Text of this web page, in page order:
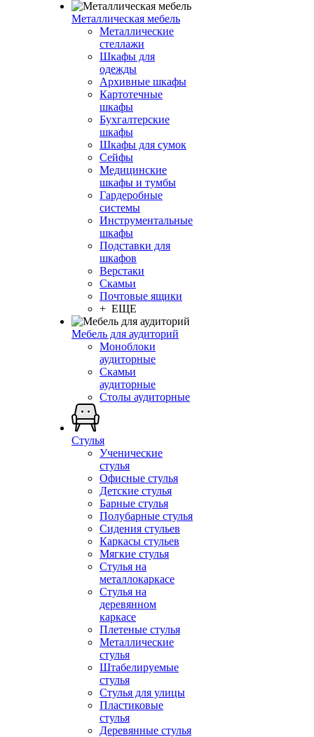
Металлическая мебель
Металлические
стеллажи
Шкафы для
одежды
Архивные шкафы
Картотечные
шкафы
Бухгалтерские
шкафы
Шкафы для сумок
Сейфы
Медицинские
шкафы и тумбы
Гардеробные
системы
Инструментальные
шкафы
Подставки для
шкафов
Верстаки
Скамьи
Почтовые ящики
+ ЕЩЕ
Мебель для аудиторий
Моноблоки
аудиторные
Скамьи
аудиторные
Столы аудиторные
Стулья
Ученические
стулья
Офисные стулья
Детские стулья
Барные стулья
Полубарные стулья
Сидения стульев
Каркасы стульев
Мягкие стулья
Стулья на
металлокаркасе
Стулья на
деревянном
каркасе
Плетеные стулья
Металлические
стулья
Штабелируемые
стулья
Стулья для улицы
Пластиковые
стулья
Деревянные стулья